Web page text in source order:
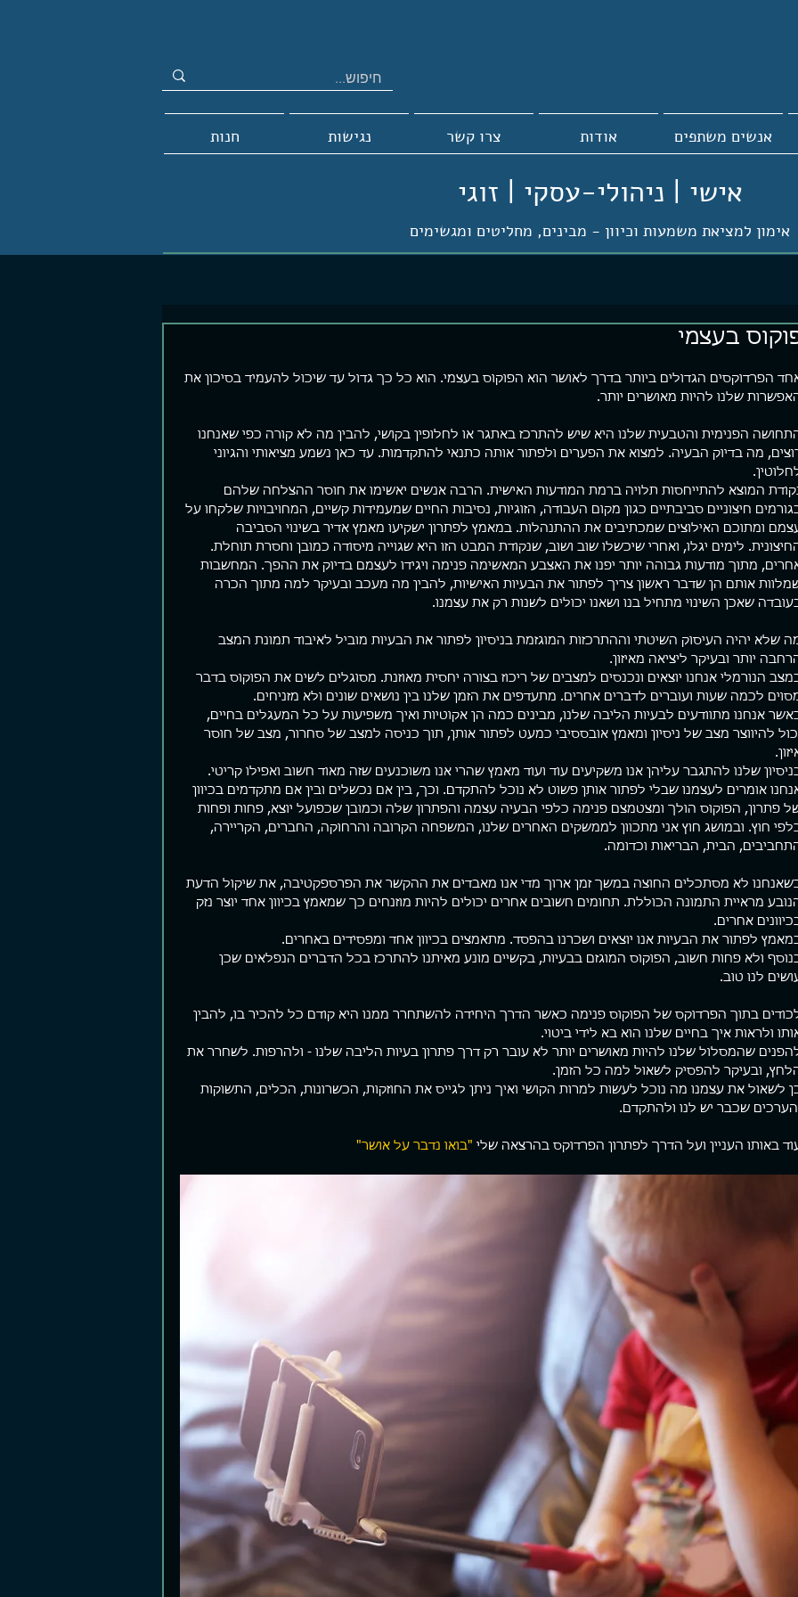
אנשים משתפים אודות צרו קשר נגישות חנות
אישי | ניהולי-עסקי | זוגי
אימון למציאת משמעות וכיוון - מבינים, מחליטים ומגשימים
בעצמי
הפרדוקסים הגדולים ביותר בדרך לאושר הוא הפוקוס בעצמי. הוא כל כך גדול עד שיכול להעמיד בסיכון את
שלנו להיות מאושרים יותר.
הפנימית והטבעית שלנו היא שיש להתרכז באתגר או לחלופין בקושי, להבין מה לא קורה כפי שאנחנו
מה בדיוק הבעיה. למצוא את הפערים ולפתור אותה כתנאי להתקדמות. עד כאן נשמע מציאותי והגיוני
המוצא להתייחסות תלויה ברמת המודעות האישית. הרבה אנשים יאשימו את חוסר ההצלחה שלהם
חיצוניים סביבתיים כגון מקום העבודה, הזוגיות, נסיבות החיים שמעמידות קשיים, המחויבויות שלקחו על
ומתוכם האילוצים שמכתיבים את ההתנהלות. במאמץ לפתרון ישקיעו מאמץ אדיר בשינוי הסביבה
לימים יגלו, ואחרי שיכשלו שוב ושוב, שנקודת המבט הזו היא שגוייה מיסודה כמובן וחסרת תוחלת.
מתוך מודעות גבוהה יותר יפנו את האצבע המאשימה פנימה ויגידו לעצמם בדיוק את ההפך. המחשבות
אותם הן שדבר ראשון צריך לפתור את הבעיות האישיות, להבין מה מעכב ובעיקר למה מתוך הכרה
שאכן השינוי מתחיל בנו ושאנו יכולים לשנות רק את עצמנו.
שלא יהיה העיסוק השיטתי וההתרכזות המוגזמת בניסיון לפתור את הבעיות מוביל לאיבוד תמונת המצב
יותר ובעיקר ליציאה מאיזון.
הנורמלי אנחנו יוצאים ונכנסים למצבים של ריכוז בצורה יחסית מאוזנת. מסוגלים לשים את הפוקוס בדבר
לכמה שעות ועוברים לדברים אחרים. מתעדפים את הזמן שלנו בין נושאים שונים ולא מזניחים.
אנחנו מתוודעים לבעיות הליבה שלנו, מבינים כמה הן אקוטיות ואיך משפיעות על כל המעגלים בחיים,
להיווצר מצב של ניסיון ומאמץ אובססיבי כמעט לפתור אותן, תוך כניסה למצב של סחרור, מצב של חוסר
שלנו להתגבר עליהן אנו משקיעים עוד ועוד מאמץ שהרי אנו משוכנעים שזה מאוד חשוב ואפילו קריטי.
אומרים לעצמנו שבלי לפתור אותן פשוט לא נוכל להתקדם. וכך, בין אם נכשלים ובין אם מתקדמים בכיוון
פתרון, הפוקוס הולך ומצטמצם פנימה כלפי הבעיה עצמה והפתרון שלה וכמובן שכפועל יוצא, פחות ופחות
חוץ. ובמושג חוץ אני מתכוון לממשקים האחרים שלנו, המשפחה הקרובה והרחוקה, החברים, הקריירה,
הבית, הבריאות וכדומה.
לא מסתכלים החוצה במשך זמן ארוך מדי אנו מאבדים את ההקשר את הפרספקטיבה, את שיקול הדעת
מראיית התמונה הכוללת. תחומים חשובים אחרים יכולים להיות מוזנחים כך שמאמץ בכיוון אחד יוצר נזק
אחרים.
לפתור את הבעיות אנו יוצאים ושכרנו בהפסד. מתאמצים בכיוון אחד ומפסידים באחרים.
ולא פחות חשוב, הפוקוס המוגזם בבעיות, בקשיים מונע מאיתנו להתרכז בכל הדברים הנפלאים שכן
לנו טוב.
בתוך הפרדוקס של הפוקוס פנימה כאשר הדרך היחידה להשתחרר ממנו היא קודם כל להכיר בו, להבין
ולראות איך בחיים שלנו הוא בא לידי ביטוי.
שהמסלול שלנו להיות מאושרים יותר לא עובר רק דרך פתרון בעיות הליבה שלנו - ולהרפות. לשחרר את
ובעיקר להפסיק לשאול למה כל הזמן.
לשאול את עצמנו מה נוכל לעשות למרות הקושי ואיך ניתן לגייס את החוזקות, הכשרונות, הכלים, התשוקות
שכבר יש לנו ולהתקדם.
באותו העניין ועל הדרך לפתרון הפרדוקס בהרצאה שלי "בואו נדבר על אושר"
מהמטריקס
המציאות סוגרת עלי. יש תחושה
לשמים, משאירים פס דק של
כחולים, מוארים מעל. מאבק עיקש
קוצפים, נרטב מנתזי מים, חותר
בנתיב אחד שרק הוא אפשרי.
שלהפסיק לחתור זה לא אופציה.
די....!!! לעצור את המרוץ המשוגע
להתפכח. להתעורר יום אחד,
לראות את המציאות כפי שהיא
ולשנות את מציאות חיי. מחזיק
ארגז כלים
פגשתי השבוע מתאמן שלי למפגש חיזוק
למתאמנים שלי ליפול. אחד העקרונות הכי
חשובים שלי באימון הוא שמעבר...
פוסטים קצרים
כולם רוצים פוסטים קצרים. עזבו פוסטים,
חברה אמרה לי לא מזמן תוך כדי גלילה
מהירה של עמוד הפייסבוק שלי...
פער ביצועים
יש מלא תאוריה שם בחוץ על איך הופכים
להיות עשירים, מוצלחים, חטובים,
מאושרים, יפים יותר והכל כהרף עין. אם
לא תוך כמה ימים אז תוך שבועות...